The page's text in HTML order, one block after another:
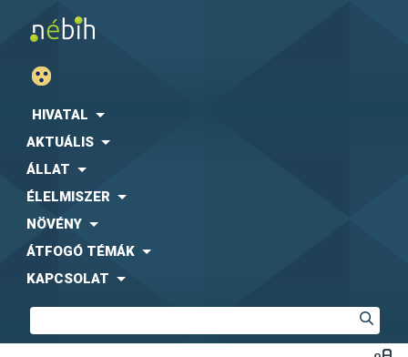
HIVATAL
AKTUÁLIS
ÁLLAT
ÉLELMISZER
NÖVÉNY
ÁTFOGÓ TÉMÁK
KAPCSOLAT